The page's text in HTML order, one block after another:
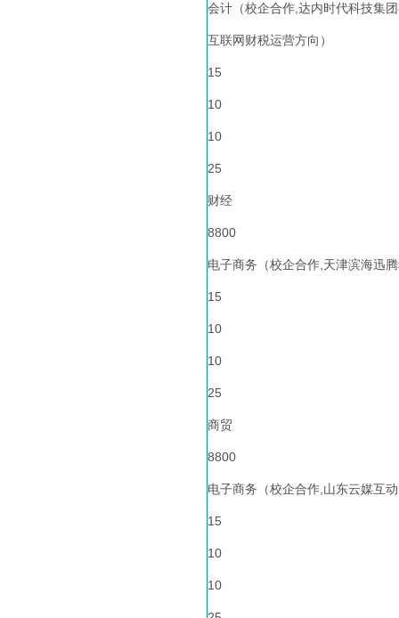
会计（校企合作,达内时代科技集
互联网财税运营方向）
15
10
10
25
财经
8800
电子商务（校企合作,天津滨海迅
15
10
10
25
商贸
8800
电子商务（校企合作,山东云媒互
15
10
10